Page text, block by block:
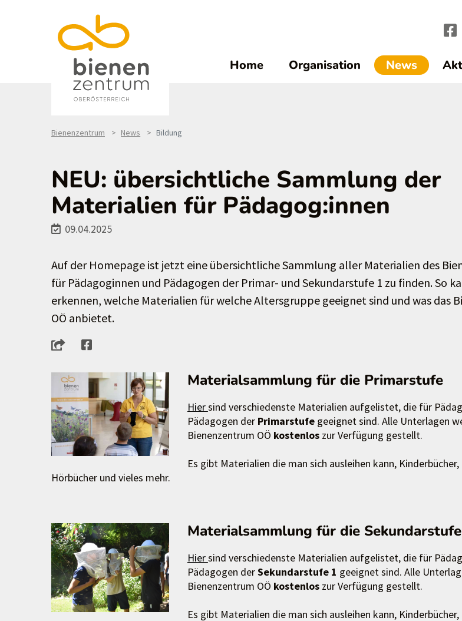
Home Organisation News
Bienenzentrum News Bildung
NEU: übersichtliche Sammlung der
Materialien für Pädagog:innen
09.04.2025
Auf der Homepage ist jetzt eine übersichtliche Sammlung aller Materialien des
für Pädagoginnen und Pädagogen der Primar- und Sekundarstufe 1 zu finden. So
erkennen, welche Materialien für welche Altersgruppe geeignet sind und was das
OÖ anbietet.
Materialsammlung für die Primarstufe
Hiersind verschiedenste Materialien aufgelistet, die für
Pädagogen der Primarstufe geeignet sind. Alle Unterlagen
Bienenzentrum OÖ kostenlos zur Verfügung gestellt.
Es gibt Materialien die man sich ausleihen kann,
Hörbücher und vieles mehr.
Materialsammlung für die
Hiersind verschiedenste Materialien aufgelistet, die für
Pädagogen derSekundarstufe 1 geeignet sind. Alle
Bienenzentrum OÖ kostenlos zur Verfügung gestellt.
Es gibt Materialien die man sich ausleihen kann,